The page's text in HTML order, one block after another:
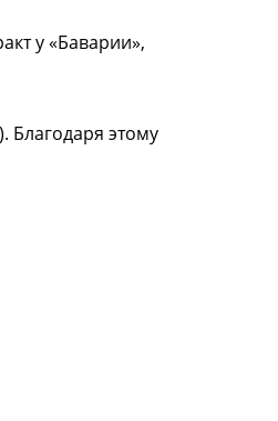
у «Баварии»,
Благодаря этому